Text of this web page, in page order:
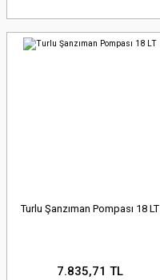
Turlu Şanzıman Pompası 18 LT
7.835,71 TL